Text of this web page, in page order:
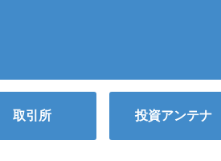
取引所 投資アンテナ